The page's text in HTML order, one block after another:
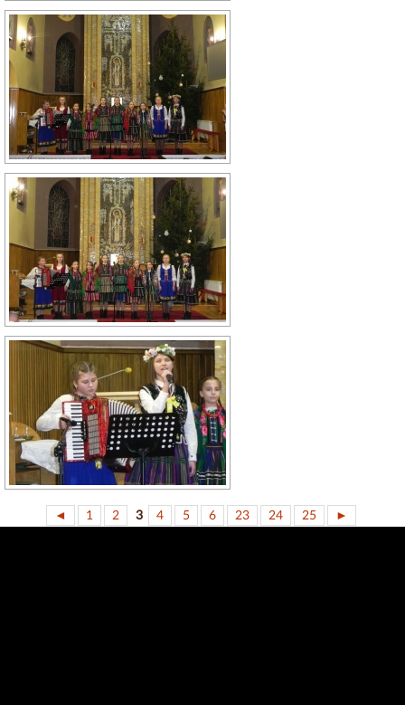
◄ 1 2 3 4 5 6 23 24 25 ►